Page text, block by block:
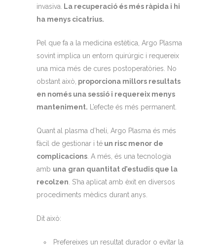
invasiva. La recuperació és més ràpida i hi
ha menys cicatrius.
Pel que fa a la medicina estètica, Argo Plasma
sovint implica un entorn quirúrgic i requereix
una mica més de cures postoperatòries. No
obstant això, proporciona millors resultats
en només una sessió i requereix menys
manteniment. L’efecte és més permanent.
Quant al plasma d’heli, Argo Plasma és més
fàcil de gestionar i té un risc menor de
complicacions. A més, és una tecnologia
amb una gran quantitat d’estudis que la
recolzen. S’ha aplicat amb èxit en diversos
procediments mèdics durant anys.
Dit això:
Prefereixes un resultat durador o evitar la